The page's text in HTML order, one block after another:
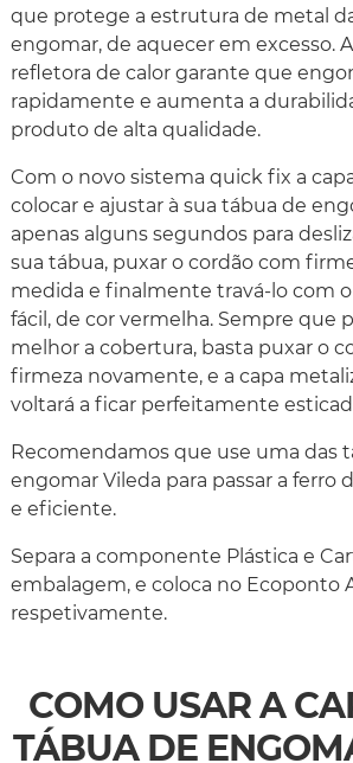
que protege a estrutura de metal
engomar, de aquecer em excesso.
refletora de calor garante que
rapidamente e aumenta a
produto de alta qualidade.
Com o novo sistema quick fix a
colocar e ajustar à sua tábua de
apenas alguns segundos para
sua tábua, puxar o cordão com
medida e finalmente travá-lo com
fácil, de cor vermelha. Sempre que
melhor a cobertura, basta puxar o
firmeza novamente, e a capa
voltará a ficar perfeitamente
Recomendamos que use uma das
engomar Vileda para passar a ferro
e eficiente.
Separa a componente Plástica e
embalagem, e coloca no Ecoponto
respetivamente.
COMO USAR A
TÁBUA DE